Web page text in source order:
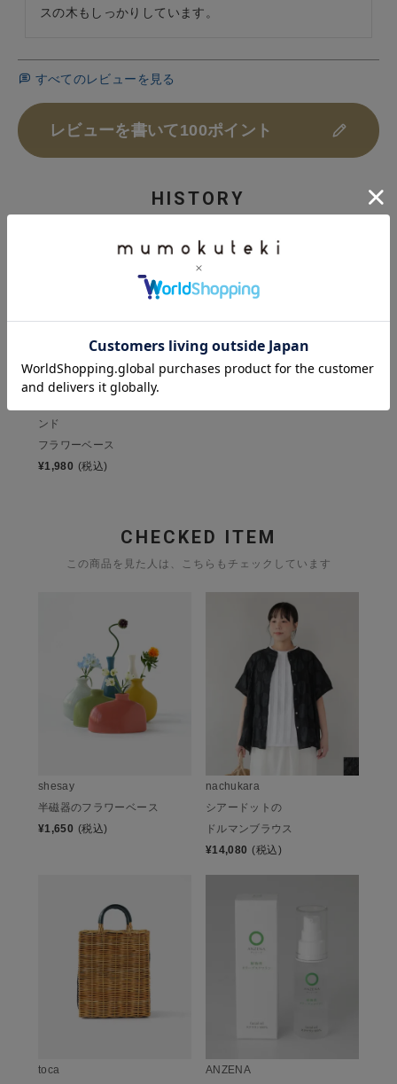
スの木もしっかりしています。
すべてのレビューを見る
レビューを書いて100ポイント
HISTORY
NEIN MARKE
ンド
フラワーベース
¥1,980 (税込)
CHECKED ITEM
この商品を見た人は、こちらもチェックしています
shesay
半磁器のフラワーベース
¥1,650 (税込)
nachukara
シアードットの
ドルマンブラウス
¥14,080 (税込)
toca
ANZENA